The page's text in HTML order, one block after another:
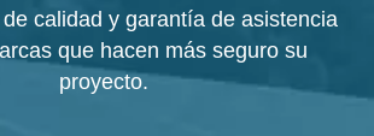
calidad y garantía de asistencia
que hacen más seguro su
proyecto.